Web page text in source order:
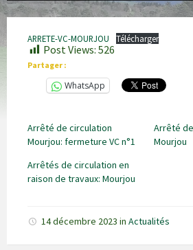
ARRETE-VC-MOURJOU Télécharger
Post Views: 526
Partager :
WhatsApp
Arrêté de circulation
Mourjou: fermeture VC n°1
Arrêté
Mourjou
Arrêtés de circulation en
raison de travaux: Mourjou
14 décembre 2023 in Actualités